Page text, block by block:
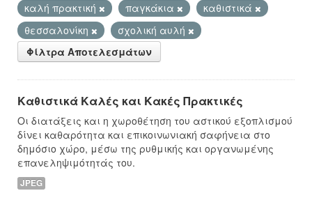
καλή πρακτική
παγκάκια
καθιστικά
θεσσαλονίκη
σχολική αυλή
Φίλτρα Αποτελεσμάτων
Καθιστικά Καλές και Κακές Πρακτικές
Οι διατάξεις και η χωροθέτηση του αστικού εξοπλισμού
δίνει καθαρότητα και επικοινωνιακή σαφήνεια στο
δημόσιο χώρο, μέσω της ρυθμικής και οργανωμένης
επανεληψιμότητάς του.
JPEG